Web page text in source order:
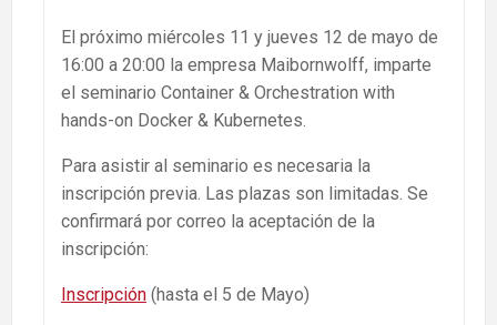
El próximo miércoles 11 y jueves 12 de mayo de
16:00 a 20:00 la empresa Maibornwolff, imparte
el seminario Container & Orchestration with
hands-on Docker & Kubernetes.
Para asistir al seminario es necesaria la
inscripción previa. Las plazas son limitadas. Se
confirmará por correo la aceptación de la
inscripción:
Inscripción (hasta el 5 de Mayo)